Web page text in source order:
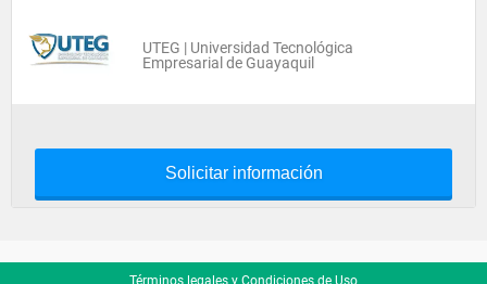
UTEG | Universidad Tecnológica
Empresarial de Guayaquil
Solicitar información
Términos legales y Condiciones de Uso